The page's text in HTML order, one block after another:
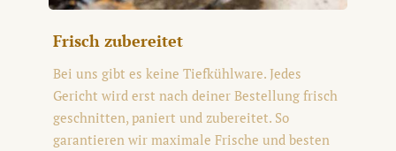
Frisch zubereitet
Bei uns gibt es keine Tiefkühlware. Jedes
Gericht wird erst nach deiner Bestellung frisch
geschnitten, paniert und zubereitet. So
garantieren wir maximale Frische und besten